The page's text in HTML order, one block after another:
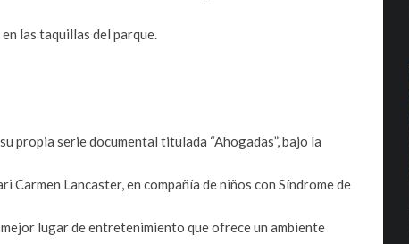
en las taquillas del parque.
serie documental titulada “Ahogadas”, bajo la
Lancaster, en compañía de niños con Síndrome de
lugar de entretenimiento que ofrece un ambiente